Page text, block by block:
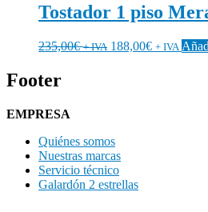
Tostador 1 piso
235,00€ + IVA 188,00€ + IVA
Footer
EMPRESA
Quiénes somos
Nuestras marcas
Servicio técnico
Galardón 2 estrellas